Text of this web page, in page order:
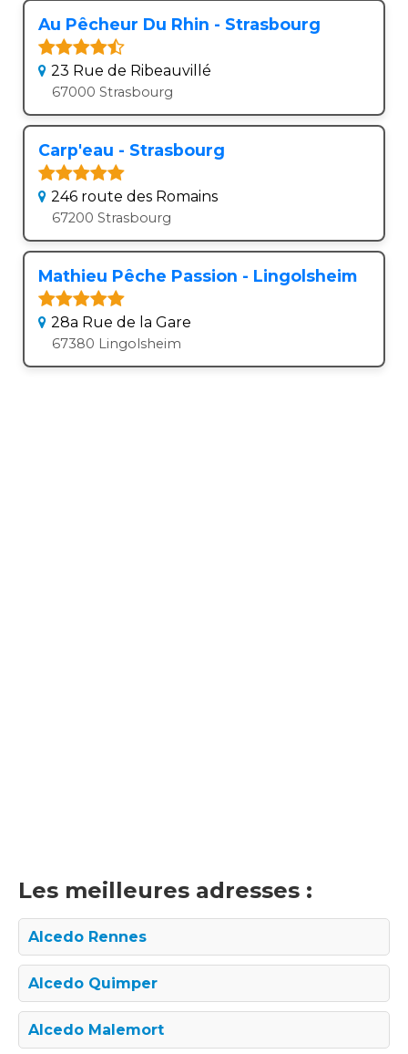
Au Pêcheur Du Rhin - Strasbourg
23 Rue de Ribeauvillé
67000 Strasbourg
Carp'eau - Strasbourg
246 route des Romains
67200 Strasbourg
Mathieu Pêche Passion - Lingolsheim
28a Rue de la Gare
67380 Lingolsheim
Les meilleures adresses :
Alcedo Rennes
Alcedo Quimper
Alcedo Malemort